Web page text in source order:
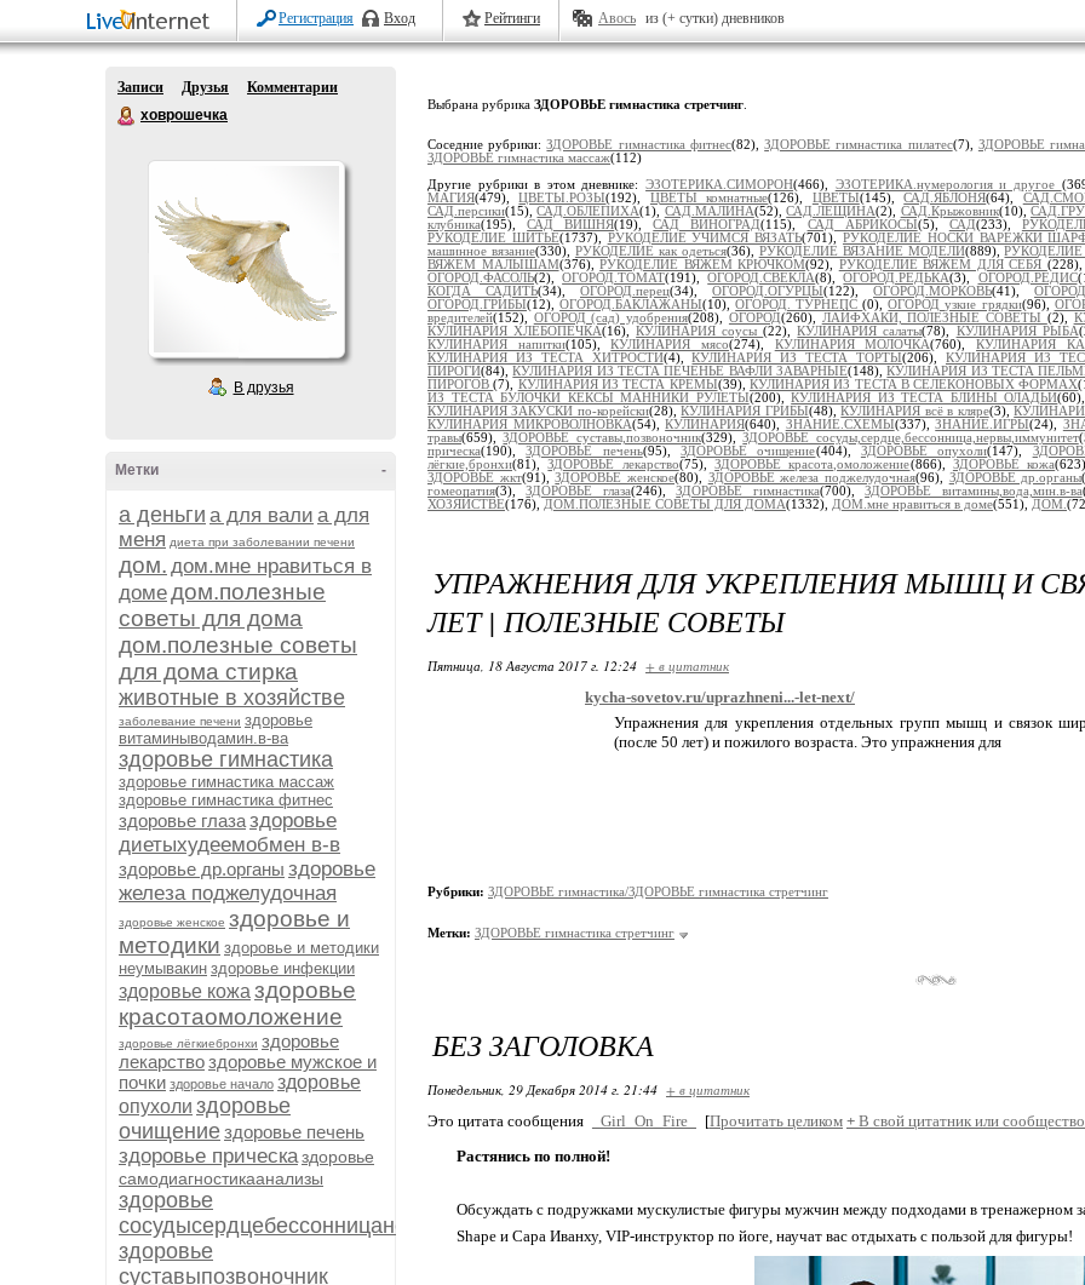
Регистрация Вход Рейтинги Авось из (+ сутки) дневников
Записи Друзья
Комментарии
ховрошечка
В друзья
-
Метки
а деньги а для вали а для
меня диета при заболевании печени
дом. дом.мне нравиться в
домедом.полезные
советы для дома
дом.полезные советы
для дома стирка
животные в хозяйстве
заболевание печени здоровье
витаминыводамин.в-ва
здоровье гимнастика
здоровье гимнастика массаж
здоровье гимнастика фитнес
здоровье глазаздоровье
диетыхудеемобмен в-в
здоровье др.органы здоровье
железа поджелудочная
здоровье женское здоровье и
методики здоровье и методики
неумывакин здоровье инфекции
здоровье кожа здоровье
красотаомоложение
здоровье лёгкиебронхи здоровье
лекарствоздоровье мужское и
почки здоровье начало здоровье
опухоли здоровье
очищениездоровье печень
здоровье прическаздоровье
самодиагностикаанализы
здоровье
сосудысердцебессонницанервыиммунитет
здоровье
суставыпозвоночник
Выбрана рубрика ЗДОРОВЬЕ гимнастика стретчинг
Соседние рубрики:ЗДОРОВЬЕ гимнастика фитнес(82),ЗДОРОВЬЕ гимнастика пилатес(7), ЗДОРОВЬЕ
ЗДОРОВЬЕ гимнастика массаж(112)
Другие рубрики в этом дневнике:ЭЗОТЕРИКА.СИМОРОН(466), ЭЗОТЕРИКА.нумерология и другое
МАГИЯ(479),ЦВЕТЫ.РОЗЫ(192), ЦВЕТЫ комнатные(126), ЦВЕТЫ(145),САД.ЯБЛОНЯ(64),
САД.персики(15),САД.ОБЛЕПИХА(1), САД.МАЛИНА(52),САД.ЛЕЩИНА(2), САД.Крыжовник(10),
клубника(195),САД ВИШНЯ(19),САД ВИНОГРАД(115), САД АБРИКОСЫ(5), САД(233),
РУКОДЕЛИЕ ШИТЬЁ(1737), РУКОДЕЛИЕ УЧИМСЯ ВЯЗАТЬ(701), РУКОДЕЛИЕ НОСКИ ВАРЕЖКИ
машинное вязание(330), РУКОДЕЛИЕ как одеться(36), РУКОДЕЛИЕ ВЯЗАНИЕ МОДЕЛИ(889),
ВЯЖЕМ МАЛЫШАМ(376),РУКОДЕЛИЕ ВЯЖЕМ КРЮЧКОМ(92), РУКОДЕЛИЕ ВЯЖЕМ ДЛЯ СЕБЯ
ОГОРОД.ФАСОЛЬ(2),ОГОРОД.ТОМАТ(191),ОГОРОД.СВЕКЛА(8),ОГОРОД.РЕДЬКА(3), ОГОРОД.РЕДИС
КОГДА САДИТЬ(34), ОГОРОД.перец(34), ОГОРОД.ОГУРЦЫ(122), ОГОРОД.МОРКОВЬ(41),
ОГОРОД.ГРИБЫ(12),ОГОРОД.БАКЛАЖАНЫ(10),ОГОРОД. ТУРНЕПС(0),ОГОРОД узкие грядки(96),
вредителей(152), ОГОРОД (сад) удобрения(208), ОГОРОД(260), ЛАЙФХАКИ, ПОЛЕЗНЫЕ СОВЕТЫ (2),
КУЛИНАРИЯ ХЛЕБОПЕЧКА(16),КУЛИНАРИЯ соусы(22),КУЛИНАРИЯ салаты(78), КУЛИНАРИЯ РЫБА
КУЛИНАРИЯ напитки(105),КУЛИНАРИЯ мясо(274), КУЛИНАРИЯ МОЛОЧКА(760),КУЛИНАРИЯ
КУЛИНАРИЯ ИЗ ТЕСТА ХИТРОСТИ(4),КУЛИНАРИЯ ИЗ ТЕСТА ТОРТЫ(206), КУЛИНАРИЯ ИЗ
ПИРОГИ(84),КУЛИНАРИЯ ИЗ ТЕСТА ПЕЧЕНЬЕ ВАФЛИ ЗАВАРНЫЕ(148),КУЛИНАРИЯ ИЗ ТЕСТА
ПИРОГОВ(7), КУЛИНАРИЯ ИЗ ТЕСТА КРЕМЫ(39), КУЛИНАРИЯ ИЗ ТЕСТА В СЕЛЕКОНОВЫХ ФОРМАХ
ИЗ ТЕСТА БУЛОЧКИ КЕКСЫ МАННИКИ РУЛЕТЫ(200),КУЛИНАРИЯ ИЗ ТЕСТА БЛИНЫ ОЛАДЬИ
КУЛИНАРИЯ ЗАКУСКИ по-корейски(28),КУЛИНАРИЯ ГРИБЫ(48),КУЛИНАРИЯ всё в кляре(3),
КУЛИНАРИЯ МИКРОВОЛНОВКА(54),КУЛИНАРИЯ(640), ЗНАНИЕ.СХЕМЫ(337),ЗНАНИЕ.ИГРЫ(24),
травы(659),ЗДОРОВЬЕ суставы,позвоночник(329),ЗДОРОВЬЕ сосуды,сердце,бессонница,нервы,иммунитет
прическа(190),ЗДОРОВЬЕ печень(95),ЗДОРОВЬЕ очищение(404), ЗДОРОВЬЕ опухоли(147),
лёгкие,бронхи(81),ЗДОРОВЬЕ лекарство(75),ЗДОРОВЬЕ красота,омоложение(866), ЗДОРОВЬЕ кожа
ЗДОРОВЬЕ жкт(91),ЗДОРОВЬЕ женское(80), ЗДОРОВЬЕ железа поджелудочная(96), ЗДОРОВЬЕ др.органы
гомеопатия(3),ЗДОРОВЬЕ глаза(246),ЗДОРОВЬЕ гимнастика(700),ЗДОРОВЬЕ витамины,вода,мин.в-ва
ХОЗЯЙСТВЕ(176), ДОМ.ПОЛЕЗНЫЕ СОВЕТЫ ДЛЯ ДОМА(1332), ДОМ.мне нравиться в доме(551), ДОМ.
УПРАЖНЕНИЯ ДЛЯ УКРЕПЛЕНИЯ МЫШЦ И
ЛЕТ | ПОЛЕЗНЫЕ СОВЕТЫ
Пятница, 18 Августа 2017 г. 12:24 + в цитатник
kycha-sovetov.ru/uprazhneni...-let-next/
Упражнения для укрепления отдельных групп мышц и связок
(после 50 лет) и пожилого возраста. Это упражнения для
Рубрики: ЗДОРОВЬЕ гимнастика/ЗДОРОВЬЕ гимнастика стретчинг
Метки: ЗДОРОВЬЕ гимнастика стретчинг
БЕЗ ЗАГОЛОВКА
Понедельник, 29 Декабря 2014 г. 21:44 + в цитатник
Это цитата сообщения
_Girl_On_Fire_ [Прочитать целиком + В свой цитатник или
Растянись по полной!
Обсуждать с подружками мускулистые фигуры мужчин между подходами в тренажерном
Shape и Сара Иванху, VIP-инструктор по йоге, научат вас отдыхать с пользой для фигуры!